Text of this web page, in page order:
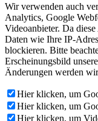
Wir verwenden auch
Analytics, Google
Videoanbieter. Da
Daten wie Ihre IP-
blockieren. Bitte
Erscheinungsbild
Änderungen werden
Hier klicken, um
Hier klicken, um
Hier klicken, um